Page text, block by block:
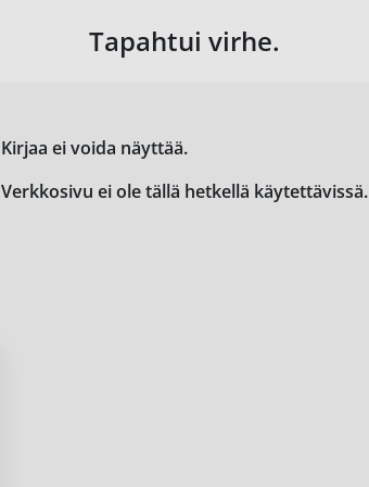
Tapahtui virhe.
Kirjaa ei voida näyttää.
Verkkosivu ei ole tällä hetkellä käytettävissä.